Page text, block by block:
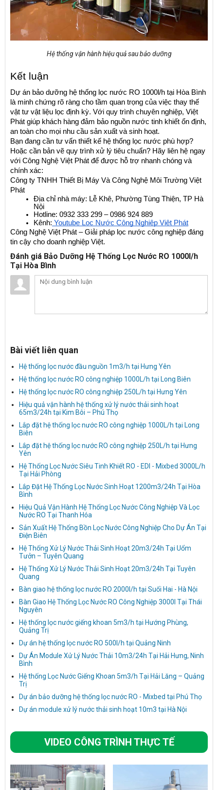
Hệ thống vận hành hiệu quả sau bảo dưỡng
Kết luận
Dự án bảo dưỡng hệ thống lọc nước RO 1000l/h tại Hòa Bình
là minh chứng rõ ràng cho tầm quan trọng của việc thay thế
vật tư vật liệu lọc định kỳ. Với quy trình chuyên nghiệp, Việt
Phát giúp khách hàng đảm bảo nguồn nước tinh khiết ổn định,
an toàn cho mọi nhu cầu sản xuất và sinh hoạt.
Bạn đang cần tư vấn thiết kế hệ thống lọc nước phù hợp?
Hoặc cần bản vẽ quy trình xử lý tiêu chuẩn? Hãy liên hệ ngay
với Công Nghệ Việt Phát để được hỗ trợ nhanh chóng và
chính xác:
Công ty TNHH Thiết Bị Máy Và Công Nghệ Môi Trường Việt
Phát
Địa chỉ nhà máy: Lễ Khê, Phường Tùng Thiện, TP Hà
Nội
Hotline: 0932 333 299 – 0986 924 889
Kênh: Youtube Lọc Nước Công Nghiệp Việt Phát
Công Nghệ Việt Phát – Giải pháp lọc nước công nghiệp đáng
tin cậy cho doanh nghiệp Việt.
Đánh giá Bảo Dưỡng Hệ Thống Lọc Nước RO 1000l/h
Tại Hòa Bình
Bài viết liên quan
Hệ thống lọc nước đầu nguồn 1m3/h tại Hưng Yên
Hệ thống lọc nước RO công nghiệp 1000L/h tại Long Biên
Hệ thống lọc nước RO công nghiệp 250L/h tại Hưng Yên
Hiệu quả vận hành hệ thống xử lý nước thải sinh hoạt
65m3/24h tại Kim Bôi – Phú Thọ
Lắp đặt hệ thống lọc nước RO công nghiệp 1000L/h tại Long
Biên
Lắp đặt hệ thống lọc nước RO công nghiệp 250L/h tại Hưng
Yên
Hệ Thống Lọc Nước Siêu Tinh Khiết RO - EDI - Mixbed 3000L/h
Tại Hải Phòng
Lắp Đặt Hệ Thống Lọc Nước Sinh Hoạt 1200m3/24h Tại Hòa
Bình
Hiệu Quả Vận Hành Hệ Thống Lọc Nước Công Nghiệp Và Lọc
Nước RO Tại Thanh Hóa
Sản Xuất Hệ Thống Bồn Lọc Nước Công Nghiệp Cho Dự Án Tại
Điện Biên
Hệ Thống Xử Lý Nước Thải Sinh Hoạt 20m3/24h Tại Uổm
Tưởn – Tuyên Quang
Hệ Thống Xử Lý Nước Thải Sinh Hoạt 20m3/24h Tại Tuyên
Quang
Bàn giao hệ thống lọc nước RO 2000l/h tại Suối Hai - Hà Nội
Bàn Giao Hệ Thống Lọc Nước RO Công Nghiệp 3000l Tại Thái
Nguyên
Hệ thống lọc nước giếng khoan 5m3/h tại Hướng Phùng,
Quảng Trị
Dự án hệ thống lọc nước RO 500l/h tại Quảng Ninh
Dự Án Module Xử Lý Nước Thải 10m3/24h Tại Hải Hưng, Ninh
Bình
Hệ thống Lọc Nước Giếng Khoan 5m3/h Tại Hải Lăng – Quảng
Trị
Dự án bảo dưỡng hệ thống lọc nước RO - Mixbed tại Phú Thọ
Dự án module xử lý nước thải sinh hoạt 10m3 tại Hà Nội
VIDEO CÔNG TRÌNH THỰC TẾ